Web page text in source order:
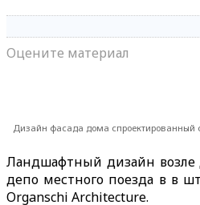
Оцените материал
Дизайн фасада дома
Ландшафтный дизайн возле
депо местного поезда в в
Organschi Architecture.